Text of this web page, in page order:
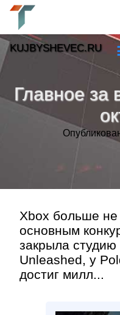
Главное за
Xbox больше не
основным
закрыла
Unleashed, у
достиг милл...
KUJBYSHEVEC.RU
»
Тренды новостей»
»
Контакт»